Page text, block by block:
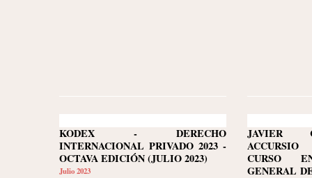
KODEX - DERECHO
INTERNACIONAL PRIVADO 2023 -
OCTAVA EDICIÓN (JULIO 2023)
Julio 2023
JAVIER
CURSO
GENERAL